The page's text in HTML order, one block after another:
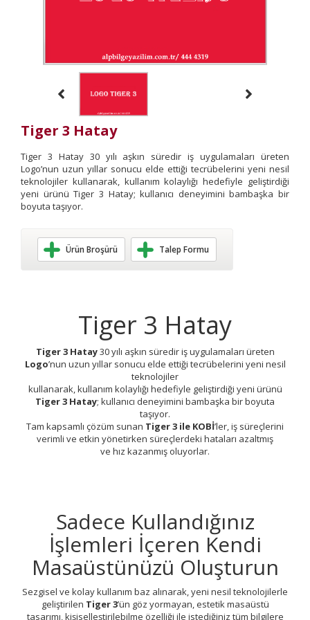
Tiger 3 Hatay
Tiger 3 Hatay 30 yılı aşkın süredir iş uygulamaları üreten
Logo’nun uzun yıllar sonucu elde ettiği tecrübelerini yeni nesil
teknolojiler kullanarak, kullanım kolaylığı hedefiyle geliştirdiği
yeni ürünü Tiger 3 Hatay; kullanıcı deneyimini bambaşka bir
boyuta taşıyor.
Ürün Broşürü Talep Formu
Tiger 3 Hatay
Tiger 3 Hatay30 yılı aşkın süredir iş uygulamaları üreten
Logo’nun uzun yıllar sonucu elde ettiği tecrübelerini yeni nesil
teknolojiler
kullanarak, kullanım kolaylığı hedefiyle geliştirdiği yeni ürünü
Tiger 3 Hatay; kullanıcı deneyimini bambaşka bir boyuta
taşıyor.
Tam kapsamlı çözüm sunan Tiger 3 ile KOBİ’ler, iş süreçlerini
verimli ve etkin yönetirken süreçlerdeki hataları azaltmış
ve hız kazanmış oluyorlar.
Sadece Kullandığınız
İşlemleri İçeren Kendi
Masaüstünüzü Oluşturun
Sezgisel ve kolay kullanım baz alınarak, yeni nesil teknolojilerle
geliştirilen Tiger 3’ün göz yormayan, estetik masaüstü
tasarımı, kişiselleştirilebilme özelliği ile istediğiniz tüm bilgilere